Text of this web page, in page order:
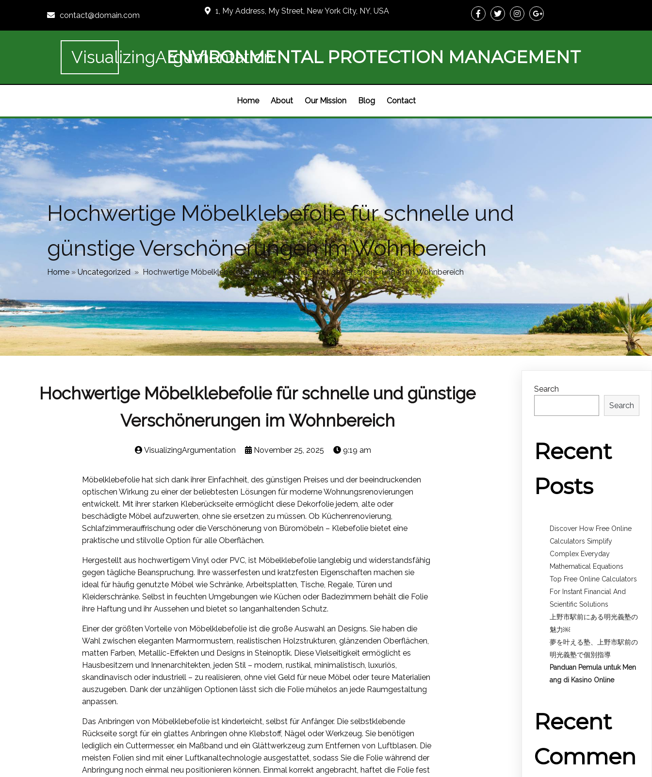
contact@domain.com 1, My Address, My Street, New York City, NY, USA
VisualizingArgumentation
ENVIRONMENTAL PROTECTION MANAGEMENT
Home About Our Mission Blog Contact
Hochwertige Möbelklebefolie für schnelle und
günstige Verschönerungen im Wohnbereich
Home » Uncategorized » Hochwertige Möbelklebefolie für schnelle und günstige Verschönerungen im Wohnbereich
Hochwertige Möbelklebefolie für schnelle und günstige
Verschönerungen im Wohnbereich
VisualizingArgumentation November 25, 2025 9:19 am
Möbelklebefolie hat sich dank ihrer Einfachheit, des günstigen Preises und der beeindruckenden
optischen Wirkung zu einer der beliebtesten Lösungen für moderne Wohnungsrenovierungen
entwickelt. Mit ihrer starken Kleberückseite ermöglicht diese Dekorfolie jedem, alte oder
beschädigte Möbel aufzuwerten, ohne sie ersetzen zu müssen. Ob Küchenrenovierung,
Schlafzimmerauffrischung oder die Verschönerung von Büromöbeln – Klebefolie bietet eine
praktische und stilvolle Option für alle Oberflächen.
Hergestellt aus hochwertigem Vinyl oder PVC, ist Möbelklebefolie langlebig und widerstandsfähig
gegen tägliche Beanspruchung. Ihre wasserfesten und kratzfesten Eigenschaften machen sie
ideal für häufig genutzte Möbel wie Schränke, Arbeitsplatten, Tische, Regale, Türen und
Kleiderschränke. Selbst in feuchten Umgebungen wie Küchen oder Badezimmern behält die Folie
ihre Haftung und ihr Aussehen und bietet so langanhaltenden Schutz.
Einer der größten Vorteile von Möbelklebefolie ist die große Auswahl an Designs. Sie haben die
Wahl zwischen eleganten Marmormustern, realistischen Holzstrukturen, glänzenden Oberflächen,
matten Farben, Metallic-Effekten und Designs in Steinoptik. Diese Vielseitigkeit ermöglicht es
Hausbesitzern und Innenarchitekten, jeden Stil – modern, rustikal, minimalistisch, luxuriös,
skandinavisch oder industriell – zu realisieren, ohne viel Geld für neue Möbel oder teure Materialien
auszugeben. Dank der unzähligen Optionen lässt sich die Folie mühelos an jede Raumgestaltung
anpassen.
Das Anbringen von Möbelklebefolie ist kinderleicht, selbst für Anfänger. Die selbstklebende
Rückseite sorgt für ein glattes Anbringen ohne Klebstoff, Nägel oder Werkzeug. Sie benötigen
lediglich ein Cuttermesser, ein Maßband und ein Glättwerkzeug zum Entfernen von Luftblasen. Die
meisten Folien sind mit einer Luftkanaltechnologie ausgestattet, sodass Sie die Folie während der
Anbringung noch einmal neu positionieren können. Einmal korrekt angebracht, haftet die Folie fest
Search
Search
Recent
Posts
Discover How Free Online
Calculators Simplify
Complex Everyday
Mathematical Equations
Top Free Online Calculators
For Instant Financial And
Scientific Solutions
上野市駅前にある明光義塾の
魅力￼
夢を叶える塾、上野市駅前の
明光義塾で個別指導
Panduan Pemula untuk Men
ang di Kasino Online
Recent
Commen